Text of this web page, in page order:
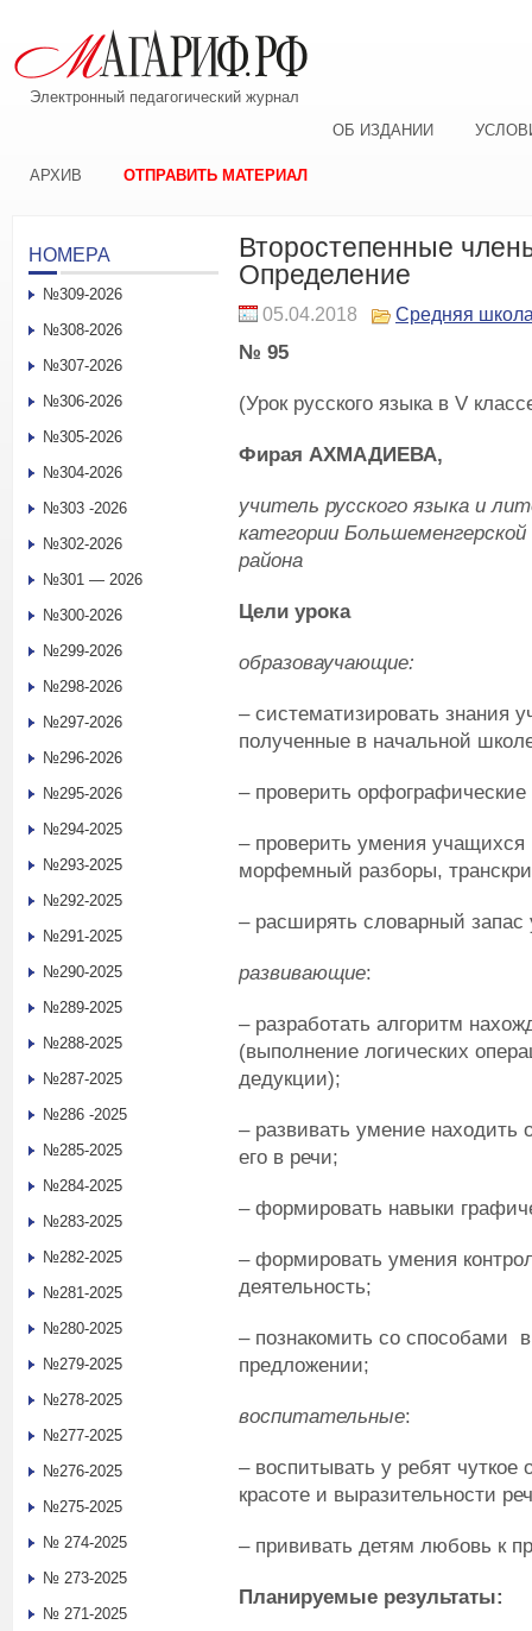
Электронный педагогический журнал
ОБ ИЗДАНИИ
АРХИВ ОТПРАВИТЬ МАТЕРИАЛ
Второстепенные
Определение
05.04.2018 Средняя
№ 95
(Урок русского языка в V
Фирая АХМАДИЕВА,
учитель русского языка и
категории
района
Цели урока
образоваучающие:
– систематизировать знания
полученные в начальной
– проверить
– проверить умения учащихся
морфемный разборы,
– расширять словарный
развивающие:
– разработать алгоритм
(выполнение логических
дедукции);
– развивать умение находить
его в речи;
– формировать навыки
– формировать умения
деятельность;
– познакомить со способами
предложении;
воспитательные:
– воспитывать у ребят чуткое
красоте и выразительности
– прививать детям любовь к
Планируемые результаты:
НОМЕРА
№309-2026
№308-2026
№307-2026
№306-2026
№305-2026
№304-2026
№303 -2026
№302-2026
№301 — 2026
№300-2026
№299-2026
№298-2026
№297-2026
№296-2026
№295-2026
№294-2025
№293-2025
№292-2025
№291-2025
№290-2025
№289-2025
№288-2025
№287-2025
№286 -2025
№285-2025
№284-2025
№283-2025
№282-2025
№281-2025
№280-2025
№279-2025
№278-2025
№277-2025
№276-2025
№275-2025
№ 274-2025
№ 273-2025
№ 271-2025